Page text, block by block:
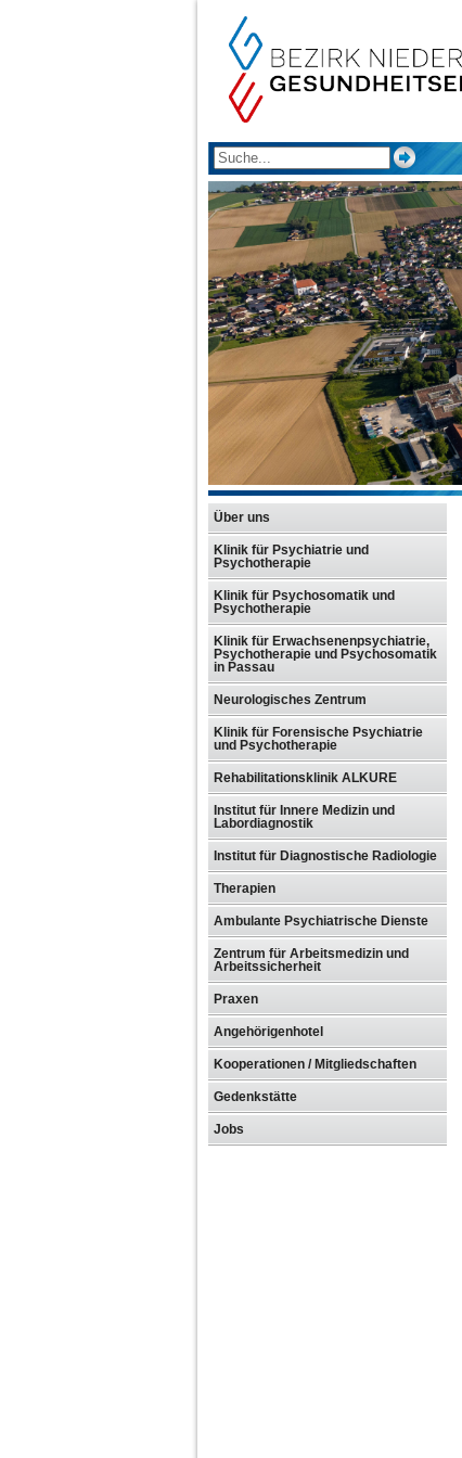
Über uns
Klinik für Psychiatrie und
Psychotherapie
Klinik für Psychosomatik und
Psychotherapie
Klinik für Erwachsenenpsychiatrie,
Psychotherapie und Psychosomatik
in Passau
Neurologisches Zentrum
Klinik für Forensische Psychiatrie
und Psychotherapie
Rehabilitationsklinik ALKURE
Institut für Innere Medizin und
Labordiagnostik
Institut für Diagnostische Radiologie
Therapien
Ambulante Psychiatrische Dienste
Zentrum für Arbeitsmedizin und
Arbeitssicherheit
Praxen
Angehörigenhotel
Kooperationen / Mitgliedschaften
Gedenkstätte
Jobs